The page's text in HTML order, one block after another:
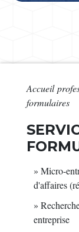
Accueil
formulaires
Micro-
d'affaires
entreprise